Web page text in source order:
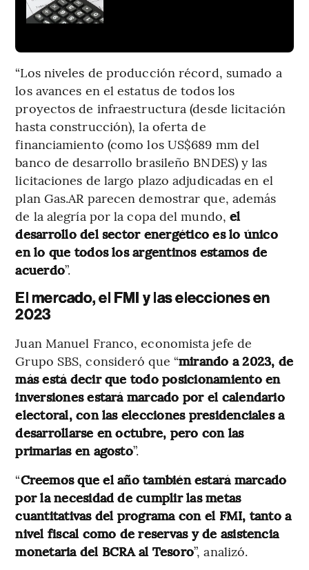
“Los niveles de producción récord, sumado a
los avances en el estatus de todos los
proyectos de infraestructura (desde licitación
hasta construcción), la oferta de
financiamiento (como los US$689 mm del
banco de desarrollo brasileño BNDES) y las
licitaciones de largo plazo adjudicadas en el
plan Gas.AR parecen demostrar que, además
de la alegría por la copa del mundo,el
desarrollo del sector energético es lo único
en lo que todos los argentinos estamos de
acuerdo”.
El mercado, el FMI y las elecciones en
2023
Juan Manuel Franco, economista jefe de
Grupo SBS, consideró que “mirando a 2023, de
más está decir que todo posicionamiento en
inversiones estará marcado por el calendario
electoral, con las elecciones presidenciales a
desarrollarse en octubre, pero con las
primarias en agosto”.
“Creemos que el año también estará marcado
por la necesidad de cumplir las metas
cuantitativas del programa con el FMI, tanto a
nivel fiscal como de reservas y de asistencia
monetaria del BCRA al Tesoro”, analizó.